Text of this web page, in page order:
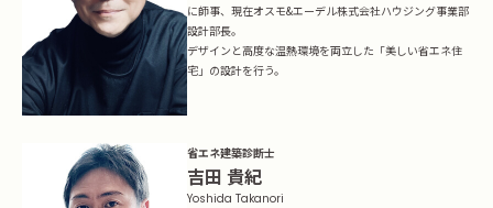
Support
Company
Contact
カタログを請求する
Catalog
に師事、現在オスモ&エーデル株式会社ハウジング事業部
設計部長。
デザインと高度な温熱環境を両立した「美しい省エネ住
宅」の設計を行う。
省エネ建築診断士
吉田 貴紀
Yoshida Takanori